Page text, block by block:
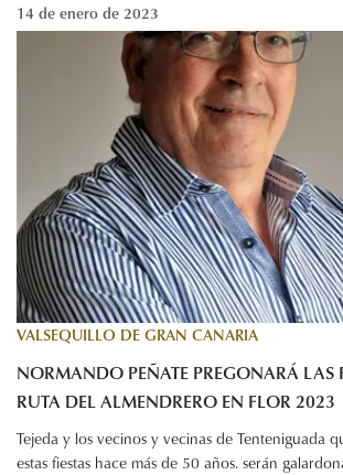
14 de enero de 2023
VALSEQUILLO DE GRAN CANARIA
NORMANDO PEÑATE PREGONARÁ LAS
RUTA DEL ALMENDRERO EN FLOR 2023
Tejeda y los vecinos y vecinas de Tenteniguada
estas fiestas hace más de 50 años. serán